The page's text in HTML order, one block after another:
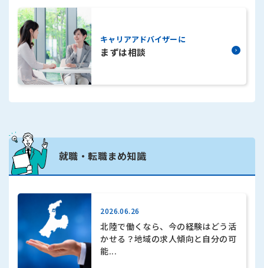
まずは相談
就職・転職まめ知識
2026.06.26
北陸で働くなら、今の経験はどう活
かせる？地域の求人傾向と自分の可
能...